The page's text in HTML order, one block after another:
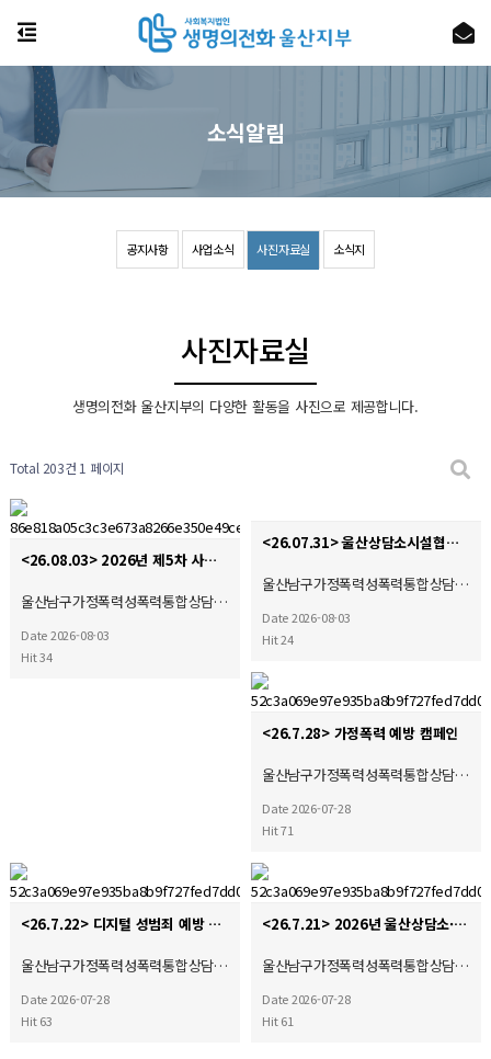
공지사항 사업소식 사진자료실 소식지
소식알림
사진자료실
생명의전화 울산지부의 다양한 활동을 사진으로 제공합니다.
Total 203건 1 페이지
<26.08.03> 2026년 제5차 사회복지현장실습 종결식
울산남구가정폭력성폭력통합상담…
Date 2026-08-03
Hit 34
<26.07.31> 울산상담소시설협의회 디지털성폭력 및 불법촬영 경찰합동캠페인
울산남구가정폭력성폭력통합상담…
Date 2026-08-03
Hit 24
<26.7.28> 가정폭력 예방 캠페인
울산남구가정폭력성폭력통합상담…
Date 2026-07-28
Hit 71
<26.7.22> 디지털 성범죄 예방 캠페인
울산남구가정폭력성폭력통합상담…
Date 2026-07-28
Hit 63
<26.7.21> 2026년 울산상담소·시설협의회 제4차 운영위원회 및 간담회 참석
울산남구가정폭력성폭력통합상담…
Date 2026-07-28
Hit 61